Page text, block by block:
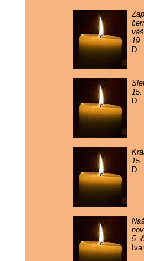
19.
D
15.
D
15.
D
5.